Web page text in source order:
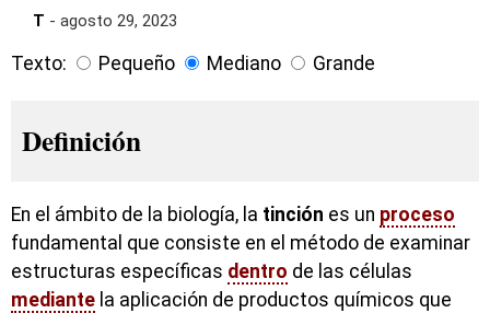
T - agosto 29, 2023
Texto: Pequeño Mediano Grande
Definición
En el ámbito de la biología, la tinción es un proceso
fundamental que consiste en el método de examinar
estructuras específicas dentro de las células
mediante la aplicación de productos químicos que